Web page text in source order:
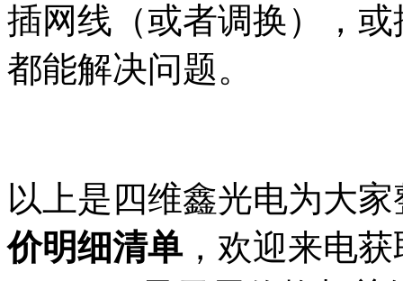
插网线（或者调换），
都能解决问题。
以上是四维鑫光电为大
价明细清单 ，欢迎来电